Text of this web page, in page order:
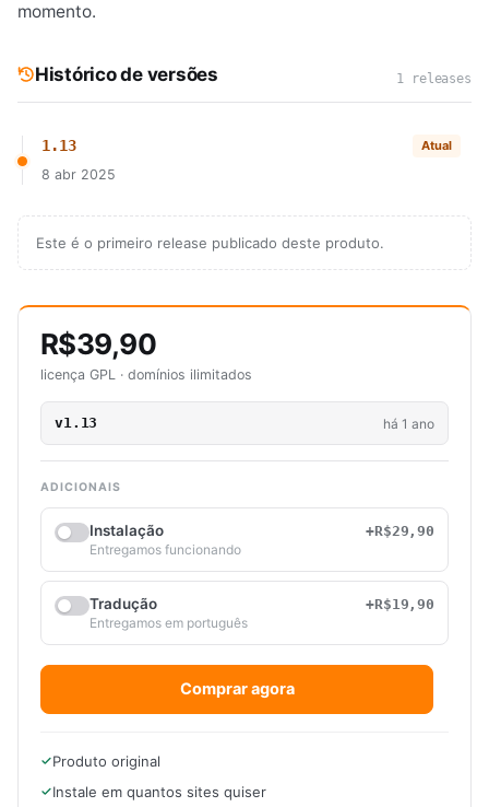
momento.
Histórico de versões 1 releases
1.13 Atual
8 abr 2025
Este é o primeiro release publicado deste produto.
R$39,90
licença GPL · domínios ilimitados
v1.13 há 1 ano
ADICIONAIS
Instalação
+R$29,90
Entregamos funcionando
Tradução
+R$19,90
Entregamos em português
Comprar agora
Produto original
Instale em quantos sites quiser